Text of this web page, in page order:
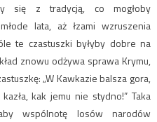
się z tradycją, co mogłoby
lata, aż łzami wzruszenia
te czastuszki byłyby dobre na
znowu odżywa sprawa Krymu,
„W Kawkazie balsza gora,
kak jemu nie stydno!” Taka
wspólnotę losów narodów